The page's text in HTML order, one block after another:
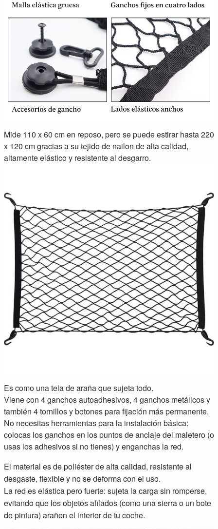
Mide 110 x 60 cm en reposo, pero se puede estirar hasta 220
x 120 cm gracias a su tejido de nailon de alta calidad,
altamente elástico y resistente al desgarro.
Es como una tela de araña que sujeta todo.
Viene con 4 ganchos autoadhesivos, 4 ganchos metálicos y
también 4 tornillos y botones para fijación más permanente.
No necesitas herramientas para la instalación básica:
colocas los ganchos en los puntos de anclaje del maletero (o
usas los adhesivos si no tienes) y enganchas la red.
El material es de poliéster de alta calidad, resistente al
desgaste, flexible y no se deforma con el uso.
La red es elástica pero fuerte: sujeta la carga sin romperse,
evitando que los objetos afilados (como una sierra o un bote
de pintura) arañen el interior de tu coche.